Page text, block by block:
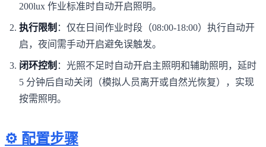
200lux 作业标准时自动开启照明。
执行限制 ：仅在日间作业时段（08:00-18:00）执行自动开
启，夜间需手动开启避免误触发。
闭环控制 ：光照不足时自动开启主照明和辅助照明，延时
5 分钟后自动关闭（模拟人员离开或自然光恢复），实现
按需照明。
⚙️ 配置步骤